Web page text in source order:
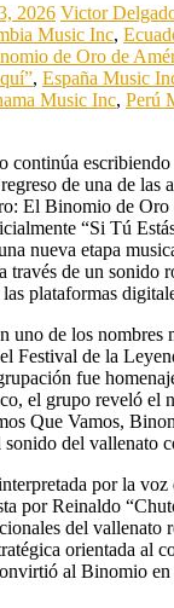
2026 Victor
Music Inc,
de Oro de
, España Music
Music Inc, Perú
continúa
de una de las
El Binomio de
“Si Tú
nueva etapa
través de un sonido
plataformas
uno de los nombres
Festival de la
fue
el grupo reveló el
Que Vamos,
del vallenato
por la
por Reinaldo
del vallenato
orientada al
al Binomio